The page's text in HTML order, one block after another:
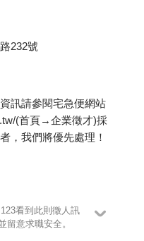
232號
訊請參閱宅急便網站
(首頁→企業徵才)採
，我們將優先處理！
看到此則徵人訊
留意求職安全。